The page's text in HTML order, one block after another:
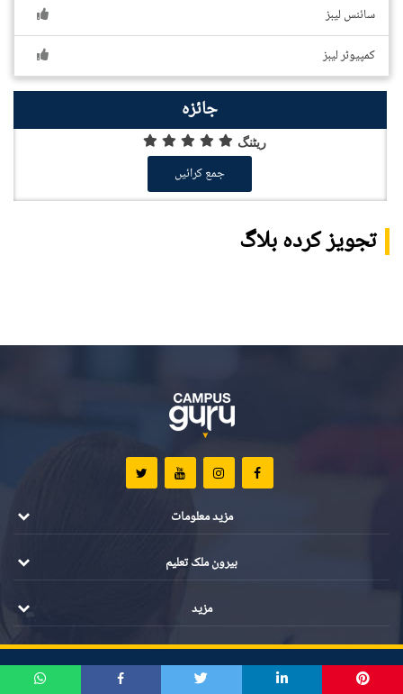
سائنس لیبز
کمپیوٹر لیبز
جائزہ
ریٹنگ
جمع کرائیں
تجویز کردہ بلاگ
مزید معلومات
بیرون ملک تعلیم
مزید
تمام مواد کے جملہ حقوق محفوظ ہیں ©️ 2021 کیمپس گرو